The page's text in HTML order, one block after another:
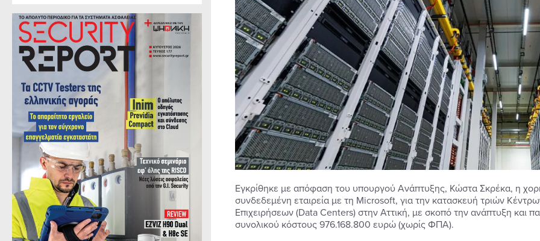
Εγκρίθηκε με απόφαση του υπουργού Ανάπτυξης, Κώστα Σκρέκα, η
συνδεδεμένη εταιρεία με τη Microsoft, για την κατασκευή τριών
Επιχειρήσεων (Data Centers) στην Αττική, με σκοπό την ανάπτυξη και
συνολικού κόστους 976.168.800 ευρώ (χωρίς ΦΠΑ).